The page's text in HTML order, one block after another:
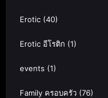
Erotic (40)
Erotic อีโรติก (1)
events (1)
Family ครอบครัว (76)